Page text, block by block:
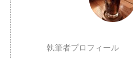
執筆者プロフィール